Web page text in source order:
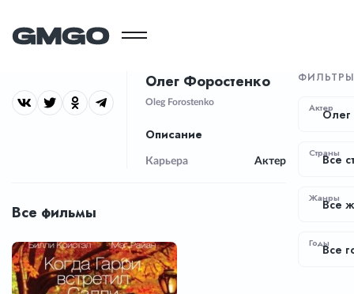
Олег Форостенко
Oleg Forostenko
Описание
Карьера Актер
Все фильмы
ФИЛЬТРЫ
АктерОлег
Страны
Все
Жанры
Все
ГодыВсе